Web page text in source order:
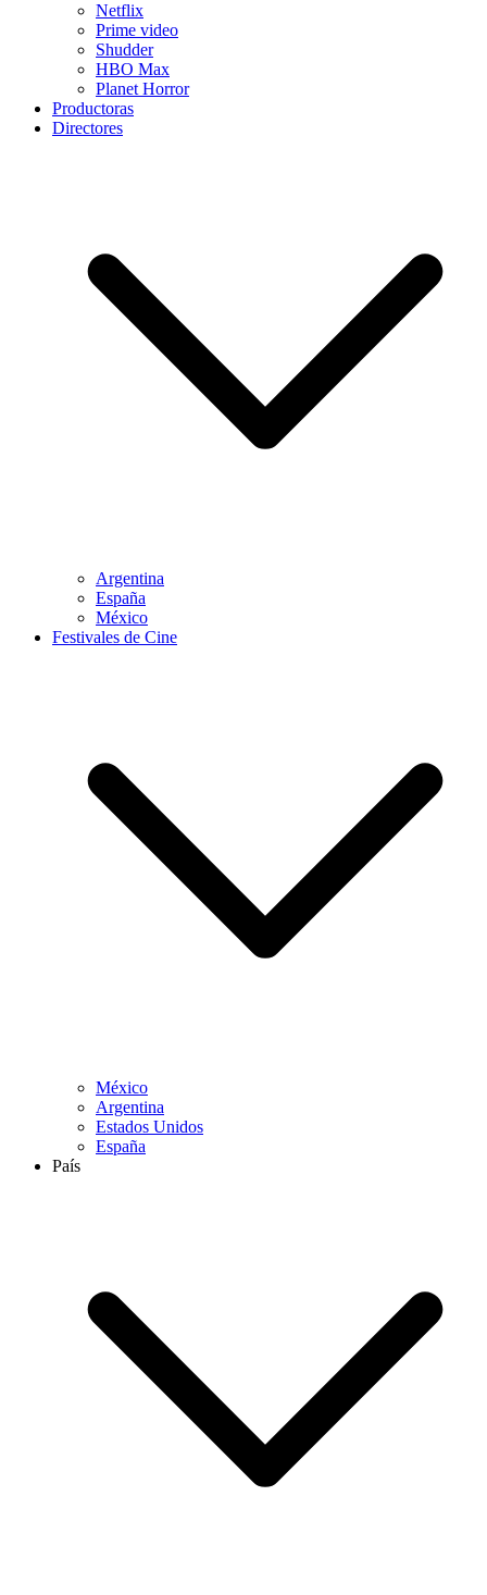
Netflix
Prime video
Shudder
HBO Max
Planet Horror
Productoras
Directores
Argentina
España
México
Festivales de Cine
México
Argentina
Estados Unidos
España
País